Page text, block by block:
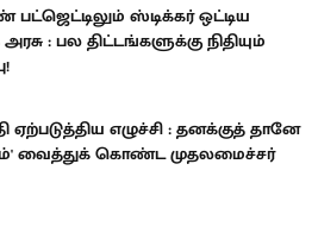
ஸ்டிக்கர் ஒட்டிய
: பல திட்டங்களுக்கு நிதியும்
ஏற்படுத்திய எழுச்சி : தனக்குத் தானே
வைத்துக் கொண்ட முதலமைச்சர்